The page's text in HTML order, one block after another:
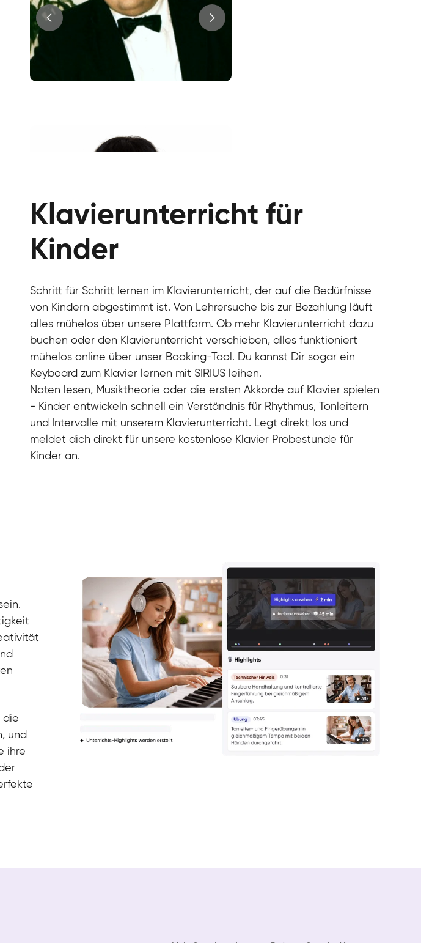
Klavier / Piano / Flügel
Klavier / Piano / Flügel
Charlotte
Klavier / Piano / Flügel
Klavier / Piano / Flügel
Klavier / Piano / Flügel
Klavier / Piano / Flügel
Klavier / Piano / Flügel
Klavier / Piano / Flügel
Klavier / Piano / Flügel
Klavierunterricht für
Kinder
Schritt für Schritt lernen im Klavierunterricht, der auf die Bedürfnisse
von Kindern abgestimmt ist. Von Lehrersuche bis zur Bezahlung läuft
alles mühelos über unsere Plattform. Ob mehr Klavierunterricht dazu
buchen oder den Klavierunterricht verschieben, alles funktioniert
mühelos online über unser Booking-Tool. Du kannst Dir sogar ein
Keyboard zum Klavier lernen mit SIRIUS leihen.
Noten lesen, Musiktheorie oder die ersten Akkorde auf Klavier spielen
- Kinder entwickeln schnell ein Verständnis für Rhythmus, Tonleitern
und Intervalle mit unserem Klavierunterricht. Legt direkt los und
meldet dich direkt für unsere kostenlose Klavier Probestunde für
Kinder an.
die
und
ihre